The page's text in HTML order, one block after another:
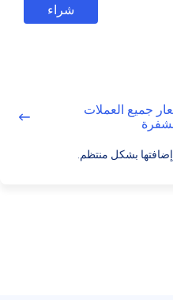
شراء
جميع العملات
بشكل منتظم.